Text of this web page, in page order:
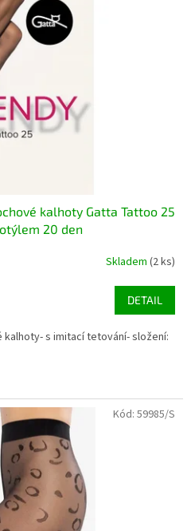
kalhoty Gatta Tattoo 25
20 den
Skladem (2 ks)
DETAIL
s imitací tetování- složení:
Kód: 59985/S